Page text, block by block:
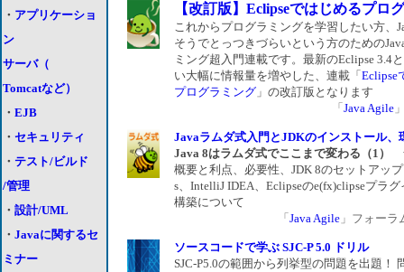
【改訂版】Eclipseではじめるプロ
これからプログラミングを学習したい方、
そうでとっつきづらいという方のための
ミング超入門連載です。最新のEclipse 3.4
い大幅に情報量を増やした、連載「 Eclipse
プログラミング 」の改訂版となります
「 Java Agile
Javaラムダ式入門とJDKのインストール、
Java 8はラムダ式でここまで変わる（1）
概要と利点、必要性、JDK 8のセットアッ
s、IntelliJ IDEA、Eclipseのe(fx)clipseプラ
構築について
「 Java Agile 」フォーラ
ソースコードで学ぶ SJC-P 5.0 ドリル
SJC-P5.0の範囲から列挙型の問題を出題！
・ アプリケーショ
ン
サーバ（
Tomcatなど）
・ EJB
・ セキュリティ
・ テスト/ビルド
/管理
・ 設計/UML
・ Javaに関するセ
ミナー